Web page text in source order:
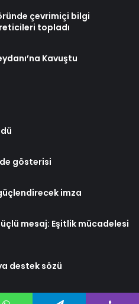
çevrimiçi bilgi
topladı
Kavuştu
gösterisi
imza
mesaj: Eşitlik mücadelesi
destek sözü